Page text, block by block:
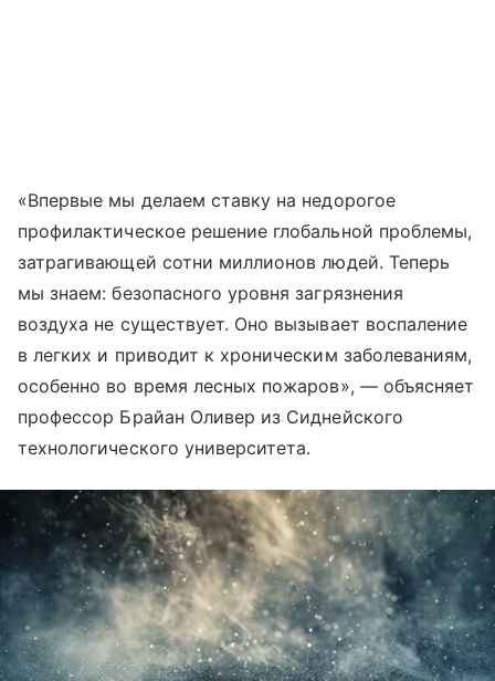
«Впервые мы делаем ставку на недорогое
профилактическое решение глобальной проблемы,
затрагивающей сотни миллионов людей. Теперь
мы знаем: безопасного уровня загрязнения
воздуха не существует. Оно вызывает воспаление
в легких и приводит к хроническим заболеваниям,
особенно во время лесных пожаров», — объясняет
профессор Брайан Оливер из Сиднейского
технологического университета.